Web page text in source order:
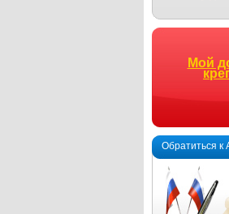
Мой
Обратиться к